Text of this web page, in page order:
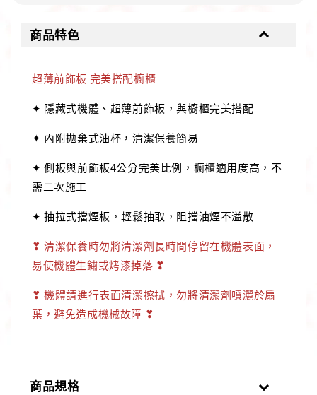
商品特色
超薄前飾板 完美搭配櫥櫃
✦ 隱藏式機體、超薄前飾板，與櫥櫃完美搭配
✦ 內附拋棄式油杯，清潔保養簡易
✦ 側板與前飾板4公分完美比例，櫥櫃適用度高，不
需二次施工
✦ 抽拉式擋煙板，輕鬆抽取，阻擋油煙不溢散
❣ 清潔保養時勿將清潔劑長時間停留在機體表面，
易使機體生鏽或烤漆掉落 ❣
❣ 機體請進行表面清潔擦拭，勿將清潔劑噴灑於扇
葉，避免造成機械故障 ❣
商品規格